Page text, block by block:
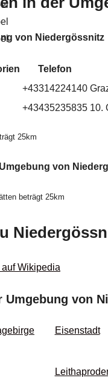
von Niedergössnitz
Telefon
+43314224140
+43435235835 10.
25km
von
beträgt 25km
Wikipedia
Umgebung von
Eisenstadt